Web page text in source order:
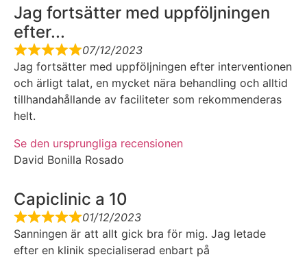
Jag fortsätter med uppföljningen
efter...
07/12/2023
Jag fortsätter med uppföljningen efter interventionen
och ärligt talat, en mycket nära behandling och alltid
tillhandahållande av faciliteter som rekommenderas
helt.
Se den ursprungliga recensionen
David Bonilla Rosado
Capiclinic a 10
01/12/2023
Sanningen är att allt gick bra för mig. Jag letade
efter en klinik specialiserad enbart på